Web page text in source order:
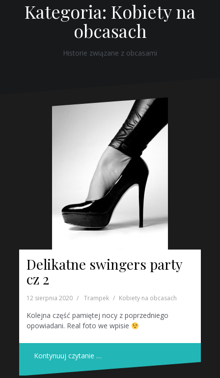
Kategoria: Kobiety na
obcasach
Historie związane z obcasami
Delikatne swingers party
cz 2
12 sierpnia 2020 Trampek Kobiety na obcasach
Kolejna część pamiętej nocy z poprzedniego
opowiadani. Real foto we wpisie
Kontynuuj czytanie …